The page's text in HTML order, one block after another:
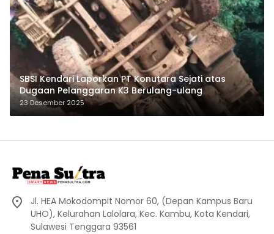
SBSI Kendari Laporkan PT Konutara Sejati atas
Dugaan Pelanggaran K3 Berulang-ulang
23 Desember 2025
Jl. HEA Mokodompit Nomor 60, (Depan Kampus Baru
UHO), Kelurahan Lalolara, Kec. Kambu, Kota Kendari,
Sulawesi Tenggara 93561